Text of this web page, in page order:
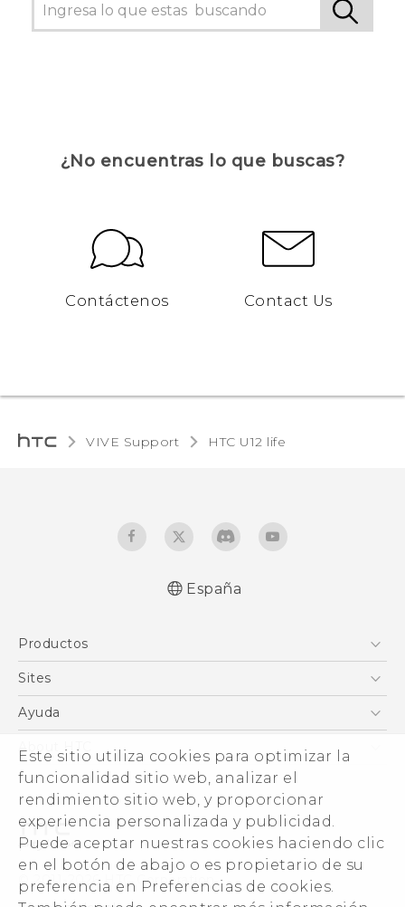
Este sitio utiliza cookies para optimizar la
funcionalidad sitio web, analizar el
rendimiento sitio web, y proporcionar
experiencia personalizada y publicidad.
Puede aceptar nuestras cookies haciendo clic
en el botón de abajo o es propietario de su
preferencia en Preferencias de cookies.
¿No encuentras lo que buscas?
Contáctenos Contact Us
VIVE Support HTC U12 life‎
seguridad
English - Safety and regulatory guide
España
Productos
Smartphones
VIVE
Accesorios
Sites
HTC Vive
Inicio
Ayuda
eCommerce Support
About HTC
ESG
Información corporativa
Inversores (inglés)
Cookie Preferences
Trabaja con nosotros
© 2011-2026 HTC Corporation